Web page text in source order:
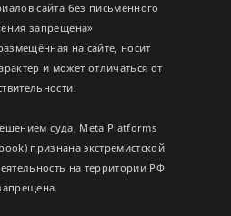
сайта без письменного
запрещена»
на сайте, носит
и может отличаться от
суда, Meta Platforms
признана экстремистской
на территории РФ